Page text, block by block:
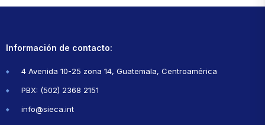
Información de contacto:
4 Avenida 10-25 zona 14, Guatemala, Centroamérica
PBX: (502) 2368 2151
info@sieca.int